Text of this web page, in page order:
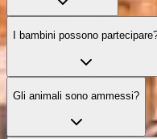
I bambini possono
Gli animali sono ammessi?